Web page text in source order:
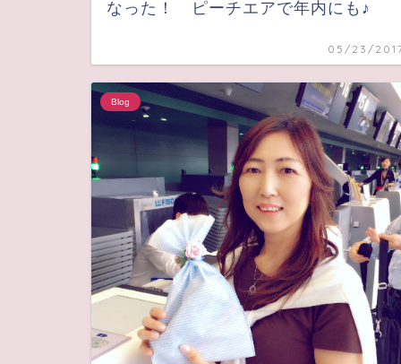
なった！ ピーチエアで年内にも♪
05/23/
Blog